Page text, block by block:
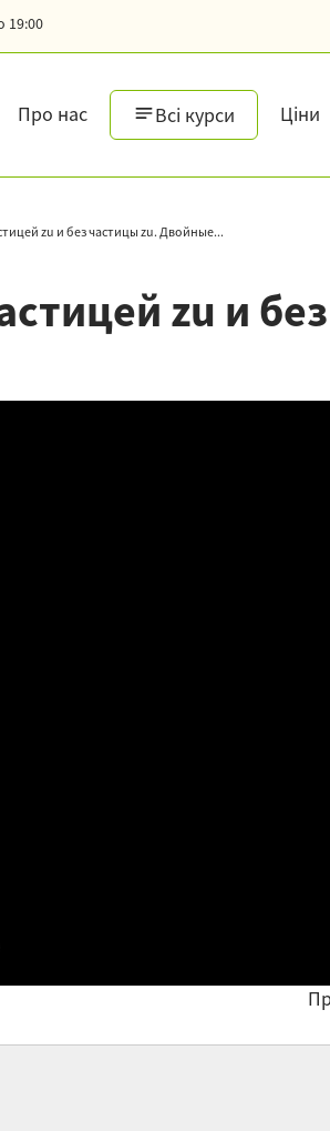
19:00
Про нас Всі курси Ціни
zu и без частицы zu. Двойные...
zu и